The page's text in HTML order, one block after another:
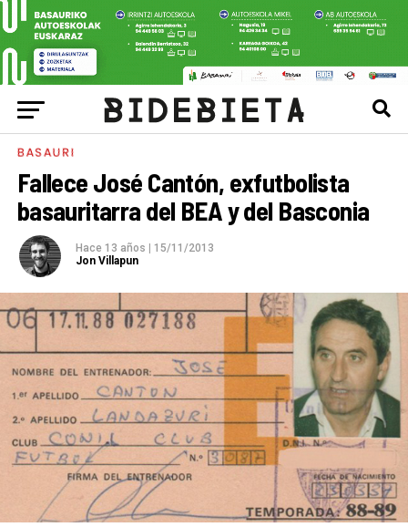
BASAURI
Fallece José Cantón, exfutbolista
basauritarra del BEA y del Basconia
Hace 13 años
15/11/2013
Jon Villapun